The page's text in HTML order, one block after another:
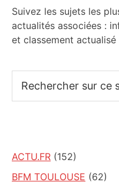
ladepeche.fr
Suivez les sujets les
actualités associées :
et classement actualisé
sur
ACTU.FR (152)
BFM TOULOUSE (62)